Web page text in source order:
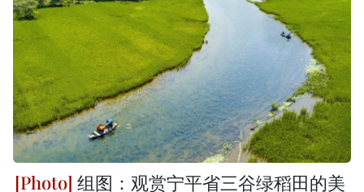
组图：观赏宁平省三谷绿稻田的美